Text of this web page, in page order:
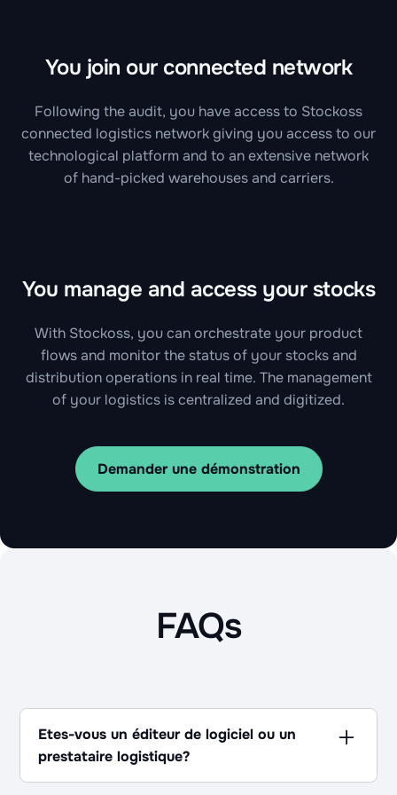
You join our connected network
Following the audit, you have access to Stockoss
connected logistics network giving you access to our
technological platform and to an extensive network
of hand-picked warehouses and carriers.
You manage and access your stocks
With Stockoss, you can orchestrate your product
flows and monitor the status of your stocks and
distribution operations in real time. The management
of your logistics is centralized and digitized.
Demander une démonstration
FAQs
Etes-vous un éditeur de logiciel ou un
prestataire logistique?